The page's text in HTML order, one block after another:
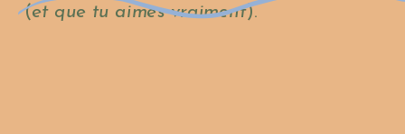
(et que tu aimes vraiment).